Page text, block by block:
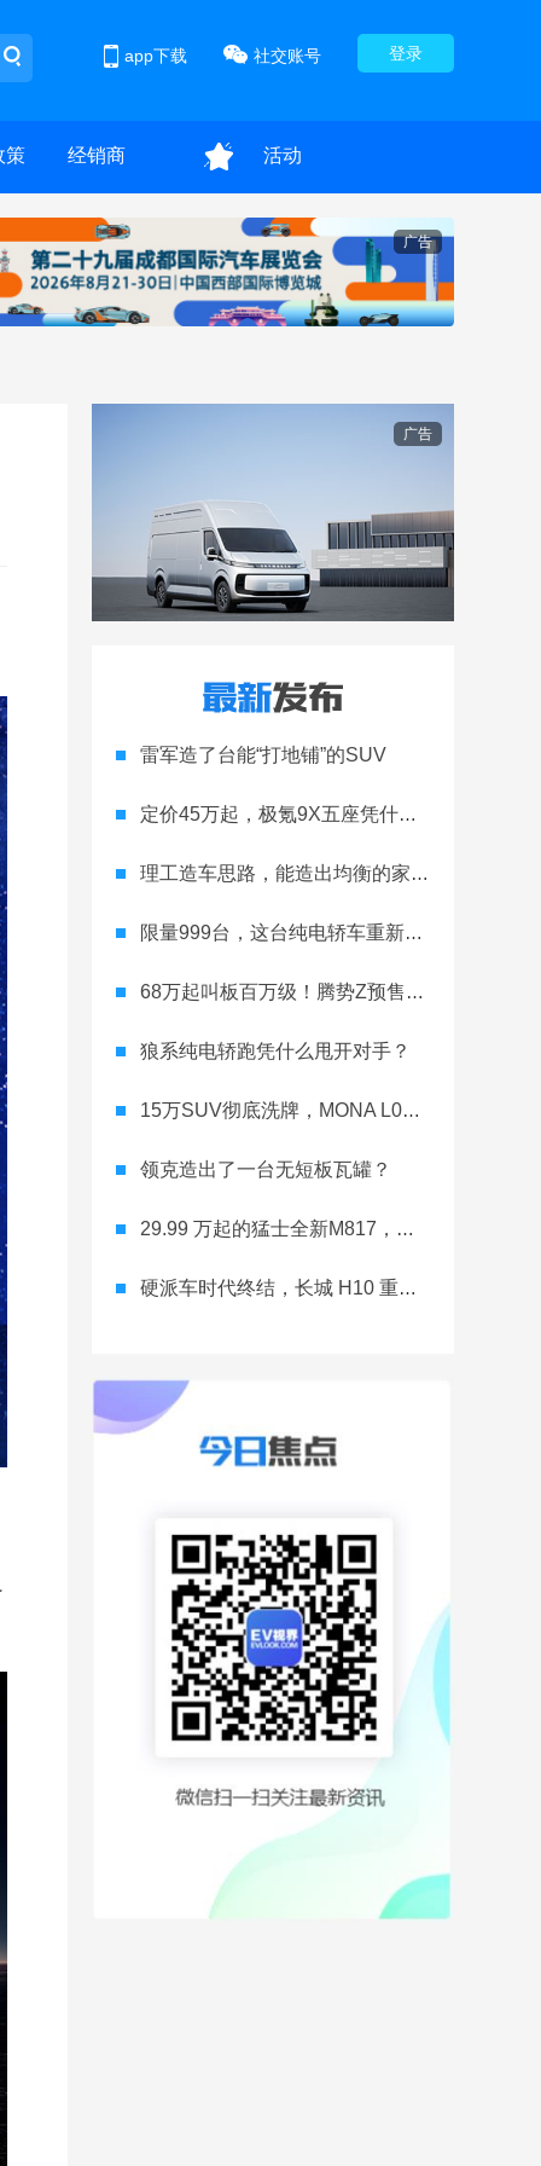
登录
社交账号
app下载
策 经销商 活动
广告
广告
雷军造了台能“打地铺”的SUV
定价45万起，极氪9X五座凭什么领跑高端
理工造车思路，能造出均衡的家用轿跑吗
限量999台，这台纯电轿车重新定义运动家用
68万起叫板百万级！腾势Z预售开启
狼系纯电轿跑凭什么甩开对手？
15万SUV彻底洗牌，MONA L03直接降维打击
领克造出了一台无短板瓦罐？
29.99 万起的猛士全新M817，从此越野不靠老司机
硬派车时代终结，长城 H10 重新洗牌